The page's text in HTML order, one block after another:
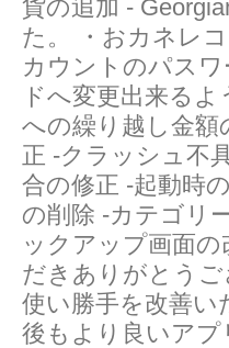
貨の追加 -
た。 ・おカネレ
カウントのパス
ドへ変更出来る
への繰り越し金額
正 -クラッシュ不
合の修正 -起動時
の削除 -カテゴリ
ックアップ画面
だきありがとう
使い勝手を改善
後もより良いア